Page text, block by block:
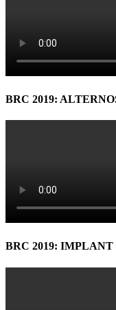
BRC 2019:
BRC 2019: